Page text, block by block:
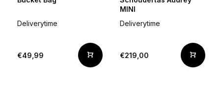
Deliverytime
€49,99
MINI
Deliverytime
€219,00